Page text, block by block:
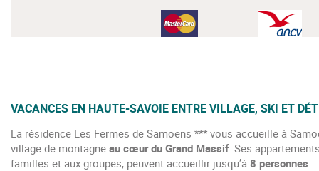
VACANCES EN HAUTE-SAVOIE ENTRE VILLAGE, SKI ET
La résidence Les Fermes de Samoëns *** vous accueille à
village de montagne au cœur du Grand Massif. Ses
familles et aux groupes, peuvent accueillir jusqu’à 8 personnes